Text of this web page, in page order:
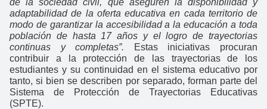
adaptabilidad de la oferta educativa en cada territorio de
modo de garantizar la accesibilidad a la educación a toda
población de hasta 17 años y el logro de trayectorias
continuas y completas”. Estas iniciativas procuran
contribuir a la protección de las trayectorias de los
estudiantes y su continuidad en el sistema educativo por
tanto, si bien se describen por separado, forman parte del
Sistema de Protección de Trayectorias Educativas
(SPTE).